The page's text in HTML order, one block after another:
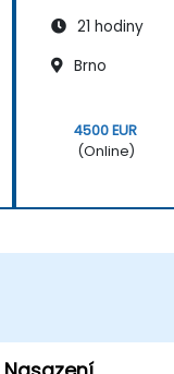
21 hodiny
Brno
4500 EUR
(Online)